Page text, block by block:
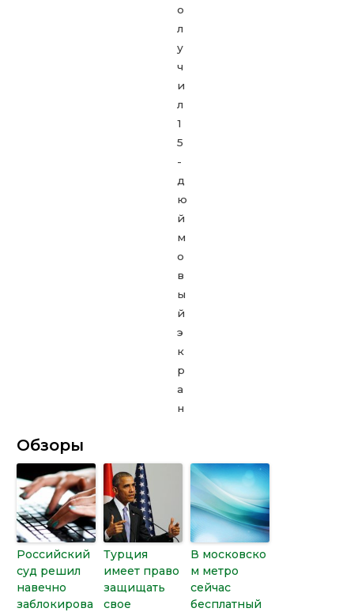
Обзоры
Российский
суд решил
навечно
заблокирова
Турция
имеет право
защищать
свое
В московско
м метро
сейчас
бесплатный